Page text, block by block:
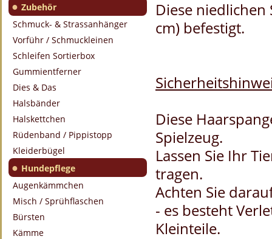
● Zubehör
Schmuck- & Strassanhänger
Vorführ / Schmuckleinen
Schleifen Sortierbox
Gummientferner
Dies & Das
Halsbänder
Halskettchen
Rüdenband / Pippistopp
Kleiderbügel
● Hundepflege
Augenkämmchen
Misch / Sprühflaschen
Bürsten
Kämme
Diese
cm) befestigt.
Diese
Spielzeug.
Lassen Sie Ihr
tragen.
Achten Sie
- es besteht
Kleinteile.